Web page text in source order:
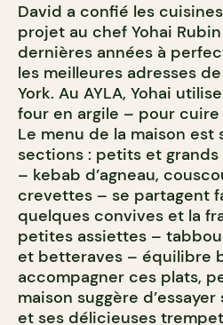
David a confié les
projet au chef Yohai
dernières années à
les meilleures adresses
York. Au AYLA, Yohai
four en argile – pour
Le menu de la maison est
sections : petits et
– kebab d’agneau,
crevettes – se partagent
quelques convives et la
petites assiettes –
et betteraves – équilibre
accompagner ces plats,
maison suggère
et ses délicieuses